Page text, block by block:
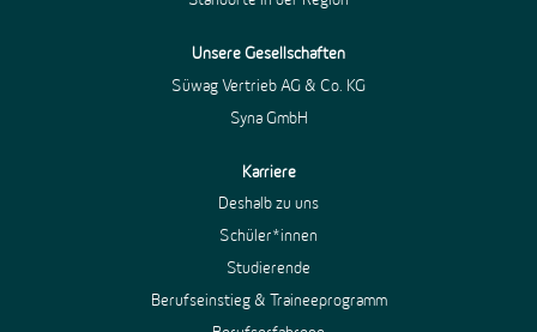
Unsere Gesellschaften
Süwag Vertrieb AG & Co. KG
Syna GmbH
Karriere
Deshalb zu uns
Schüler*innen
Studierende
Berufseinstieg & Traineeprogramm